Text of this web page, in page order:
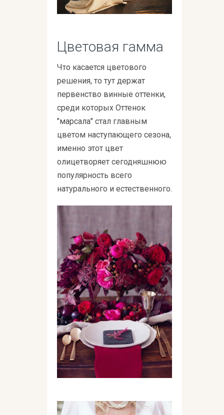
Цветовая гамма
Что касается цветового
решения, то тут держат
первенство винные оттенки,
среди которых Оттенок
"марсала" стал главным
цветом наступающего сезона,
именно этот цвет
олицетворяет сегодняшнюю
популярность всего
натурального и естественного.